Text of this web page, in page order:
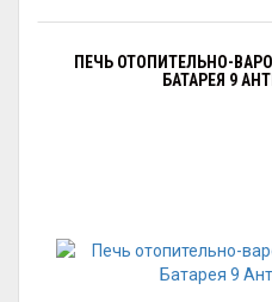
ПЕЧЬ ОТОПИТЕЛЬНО-
БАТАРЕЯ 9